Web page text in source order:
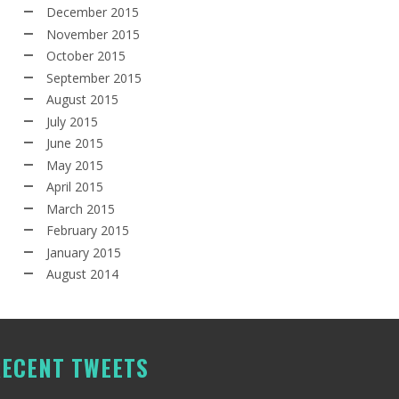
December 2015
November 2015
October 2015
September 2015
August 2015
July 2015
June 2015
May 2015
April 2015
March 2015
February 2015
January 2015
August 2014
TWEETS